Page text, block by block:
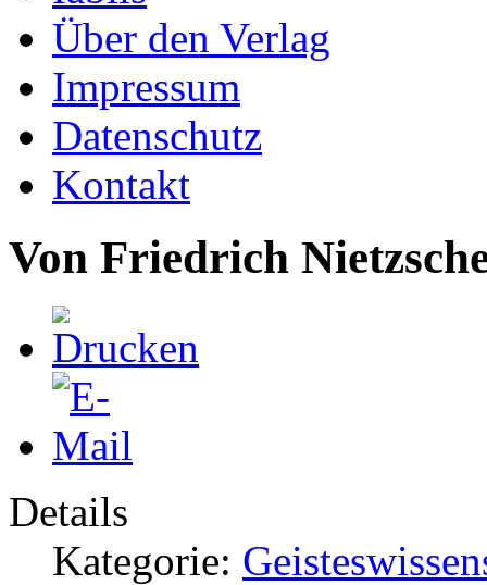
Über den Verlag
Impressum
Datenschutz
Kontakt
Von Friedrich
Details
Kategorie: